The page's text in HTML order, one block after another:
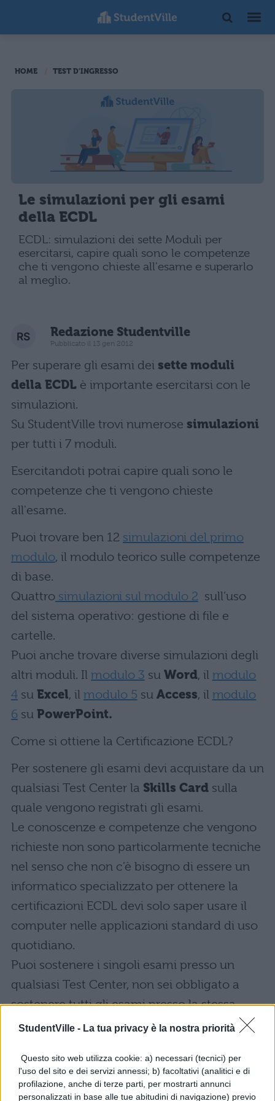
StudentVille - La tua privacy è la nostra priorità
Questo sito web utilizza cookie: a) necessari (tecnici) per
l'uso del sito e dei servizi annessi; b) facoltativi (analitici e di
profilazione, anche di terze parti, per mostrarti annunci
personalizzati in base alle tue abitudini di navigazione) previo
HOME TEST D'INGRESSO
Le simulazioni per gli esami
della ECDL
ECDL: simulazioni dei sette Moduli per
esercitarsi, capire quali sono le competenze
che ti vengono chieste all'esame e superarlo
al meglio.
Redazione Studentville
Pubblicato il 13 gen 2012
Per superare gli esami dei sette moduli
della ECDL è importante esercitarsi con le
simulazioni.
Su StudentVille trovi numerose simulazioni
per tutti i 7 moduli.
Esercitandoti potrai capire quali sono le
competenze che ti vengono chieste
all'esame.
Puoi trovare ben 12 simulazioni del primo
modulo, il modulo teorico sulle competenze
di base.
Quattro simulazioni sul modulo 2 sull’uso
del sistema operativo: gestione di file e
cartelle.
Puoi anche trovare diverse simulazioni degli
altri moduli. Il modulo 3 su Word, il modulo
4su Excel, il modulo 5 su Access, il modulo
6 su PowerPoint.
Come si ottiene la Certificazione ECDL?
Per sostenere gli esami devi acquistare da un
qualsiasi Test Center la Skills Card sulla
quale vengono registrati gli esami.
Le conoscenze e competenze che vengono
richieste non sono particolarmente tecniche
nel senso che non c’è bisogno di essere un
informatico specializzato per ottenere la
certificazioni ECDL devi solo saper usare il
computer nelle applicazioni standard di uso
quotidiano.
Puoi sostenere i singoli esami presso un
qualsiasi Test Center, non sei obbligato a
sostenere tutti gli esami presso la stessa
sede e puoi scaglionarli nel tempo, in ogni
scolastici, per esempio, puoi cominciare a
sostenere gli esami il terzo e il quarto anno